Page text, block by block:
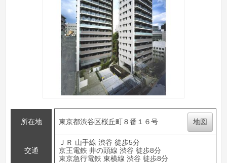
所在地 東京都渋谷区桜丘町８番１６号 地図
交通
ＪＲ 山手線 渋谷 徒歩5分
京王電鉄 井の頭線 渋谷 徒歩8分
東京急行電鉄 東横線 渋谷 徒歩8分